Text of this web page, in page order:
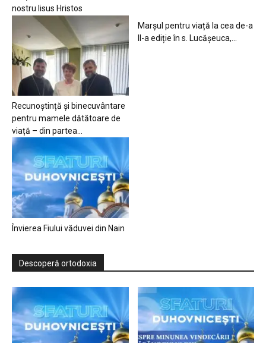
nostru Iisus Hristos
Recunoștință și binecuvântare
pentru mamele dătătoare de
viață – din partea...
Marșul pentru viață la cea de-a
II-a ediție în s. Lucășeuca,...
Învierea Fiului văduvei din Nain
Descoperă ortodoxia